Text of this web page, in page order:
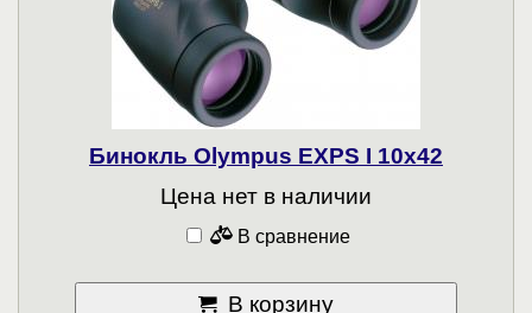
Бинокль Olympus EXPS I 10x42
Цена нет в наличии
В сравнение
В корзину